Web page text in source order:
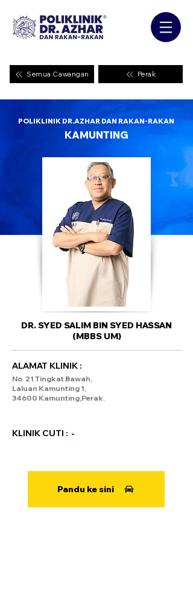
Semua Cawangan Perak
POLIKLINIK DR.AZHAR DAN RAKAN-RAKAN
KAMUNTING
DR. SYED SALIM BIN SYED HASSAN
(MBBS UM)
ALAMAT KLINIK :
No. 21 Tingkat Bawah,
Laluan Kamunting 1,
34600 Kamunting,Perak.
KLINIK CUTI : -
Pandu ke sini